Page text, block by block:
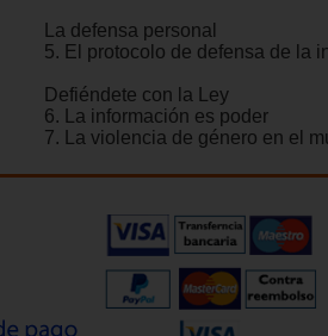
La defensa personal
5. El protocolo de defensa de la
Defiéndete con la Ley
6. La información es poder
7. La violencia de género en el